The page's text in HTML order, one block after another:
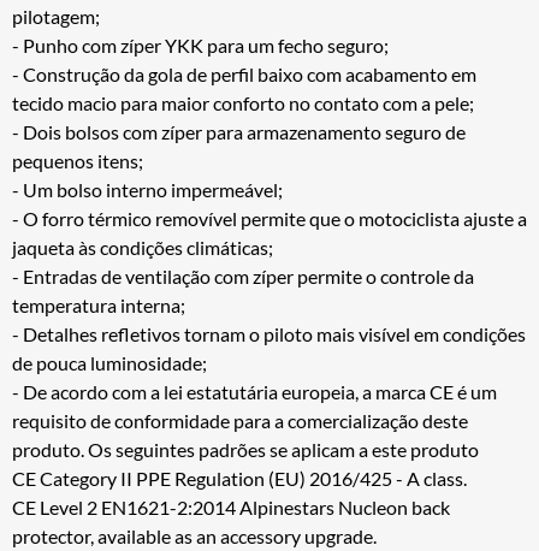
pilotagem;
- Punho com zíper YKK para um fecho seguro;
- Construção da gola de perfil baixo com acabamento em
tecido macio para maior conforto no contato com a pele;
- Dois bolsos com zíper para armazenamento seguro de
pequenos itens;
- Um bolso interno impermeável;
- O forro térmico removível permite que o motociclista ajuste a
jaqueta às condições climáticas;
- Entradas de ventilação com zíper permite o controle da
temperatura interna;
- Detalhes refletivos tornam o piloto mais visível em condições
de pouca luminosidade;
- De acordo com a lei estatutária europeia, a marca CE é um
requisito de conformidade para a comercialização deste
produto. Os seguintes padrões se aplicam a este produto
CE Category II PPE Regulation (EU) 2016/425 - A class.
CE Level 2 EN1621-2:2014 Alpinestars Nucleon back
protector, available as an accessory upgrade.